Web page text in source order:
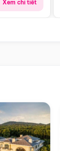
Xem chi tiết